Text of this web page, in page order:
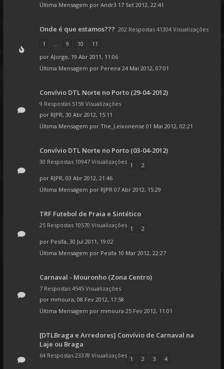
Última Mensagem por Andr3 17 Set 2012, 22:41
Onde é que estamos??? 202 Respostas 41304 Visualizações
1
... 9 10
11
por AJorge, 19 Abr 2011, 11:06
Última Mensagem por Pereira 24 Mai 2012, 07:01
Convívio DTL Norte no Porto (29-04-2012)
9 Respostas 5159 Visualizações
por RJPR, 30 Abr 2012, 15:11
Última Mensagem por The_Leixonense 01 Mai 2012, 02:21
Convívio DTL Norte no Porto (03-04-2012)
30 Respostas 10947 Visualizações 1
2
por RJPR, 03 Abr 2012, 21:46
Última Mensagem por RJPR 07 Abr 2012, 15:29
TRF Futebol de Praia e Sintético
25 Respostas 10570 Visualizações 1
2
por Pesifa, 30 Jul 2011, 19:02
Última Mensagem por Pesifa 10 Mar 2012, 22:27
Carnaval - Mouronho (Zona Centro)
7 Respostas 4545 Visualizações
por mmoura, 08 Fev 2012, 17:58
Última Mensagem por mmoura 25 Fev 2012, 11:01
[DTLBraga e Arredores] Convívio de Carnaval na
Laje ou Braga
64 Respostas 23378 Visualizações 1 2 3
4